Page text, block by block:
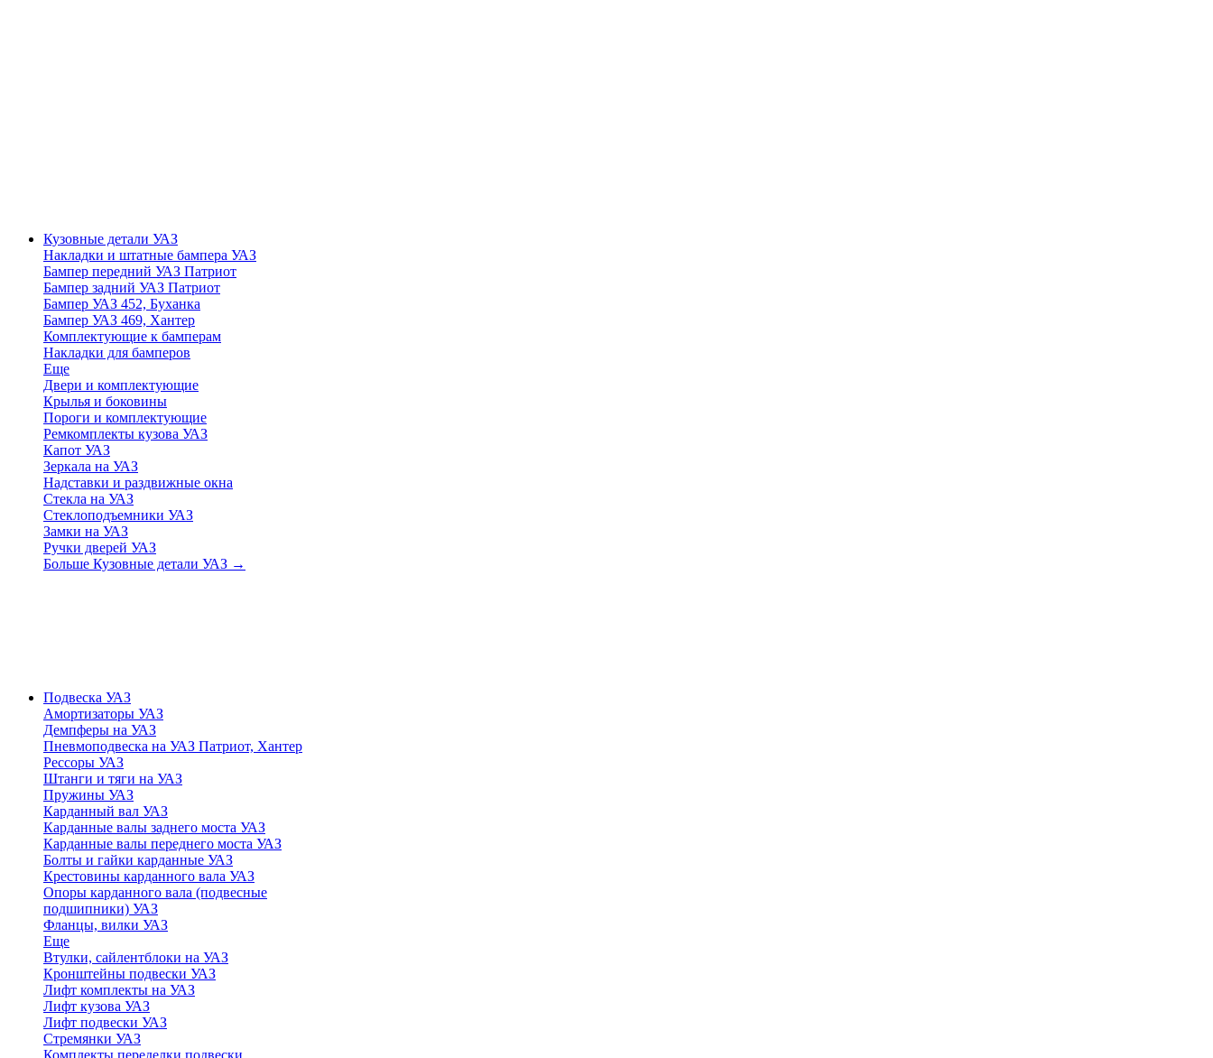
Кузовные детали УАЗ
Накладки и штатные бампера УАЗ
Бампер передний УАЗ Патриот
Бампер задний УАЗ Патриот
Бампер УАЗ 452, Буханка
Бампер УАЗ 469, Хантер
Комплектующие к бамперам
Накладки для бамперов
Еще
Двери и комплектующие
Крылья и боковины
Пороги и комплектующие
Ремкомплекты кузова УАЗ
Капот УАЗ
Зеркала на УАЗ
Надставки и раздвижные окна
Стекла на УАЗ
Стеклоподъемники УАЗ
Замки на УАЗ
Ручки дверей УАЗ
Больше Кузовные детали УАЗ →
Подвеска УАЗ
Амортизаторы УАЗ
Демпферы на УАЗ
Пневмоподвеска на УАЗ Патриот, Хантер
Рессоры УАЗ
Штанги и тяги на УАЗ
Пружины УАЗ
Карданный вал УАЗ
Карданные валы заднего моста УАЗ
Карданные валы переднего моста УАЗ
Болты и гайки карданные УАЗ
Крестовины карданного вала УАЗ
Опоры карданного вала (подвесные
подшипники) УАЗ
Фланцы, вилки УАЗ
Еще
Втулки, сайлентблоки на УАЗ
Кронштейны подвески УАЗ
Лифт комплекты на УАЗ
Лифт кузова УАЗ
Лифт подвески УАЗ
Стремянки УАЗ
Комплекты переделки подвески